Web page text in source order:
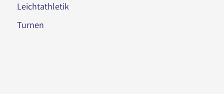
Leichtathletik
Turnen